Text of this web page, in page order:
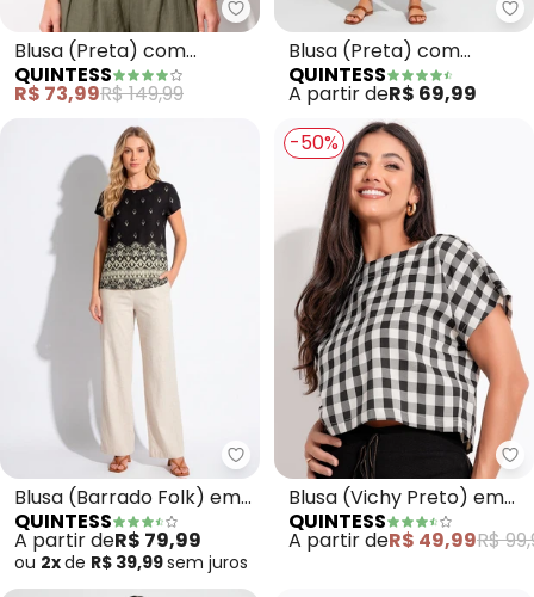
Quintess - Blusa (Preta) com
Blusa (Preta) com
Amarração
QUINTESS
R$ 73,99R$ 149,99
Blusa (Preta) com
Bordado em Ramos
QUINTESS
A partir deR$ 69,99
Quintess - Blusa (Barrado Folk)
Blusa (Barrado Folk) em
Malha Fria
QUINTESS
A partir deR$ 79,99
ou 2xde R$ 39,99sem juros
-50%
Blusa (Vichy Preto) em
Tecido Plano de Poliéster
QUINTESS
A partir deR$ 49,99R$